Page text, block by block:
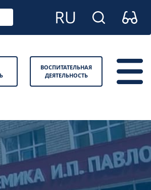
ВОСПИТАТЕЛЬНАЯ
ДЕЯТЕЛЬНОСТЬ